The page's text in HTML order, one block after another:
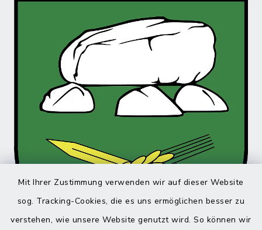
Mit Ihrer Zustimmung verwenden wir auf dieser Website
sog. Tracking-Cookies, die es uns ermöglichen besser zu
verstehen, wie unsere Website genutzt wird. So können wir